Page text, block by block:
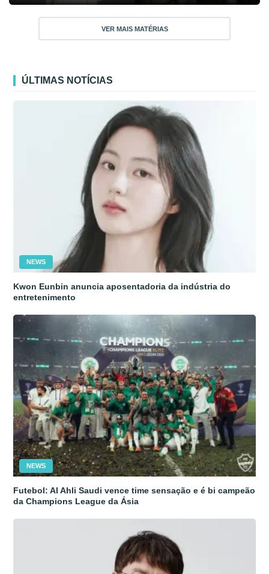
VER MAIS MATÉRIAS
ÚLTIMAS NOTÍCIAS
NEWS
Kwon Eunbin anuncia aposentadoria da indústria do
entretenimento
NEWS
Futebol: Al Ahli Saudi vence time sensação e é bi campeão
da Champions League da Ásia